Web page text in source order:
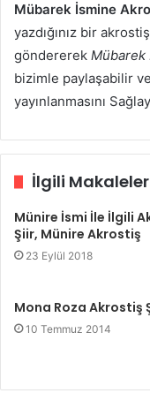
Mübarek İsmine
yazdığınız bir
göndererek Mübarek
bizimle paylaşabilir
yayınlanmasını
İlgili Makaleler
Münire İsmi İle İlgili
Şiir, Münire Akrostiş
23 Eylül 2018
Mona Roza Akrostiş
10 Temmuz 2014